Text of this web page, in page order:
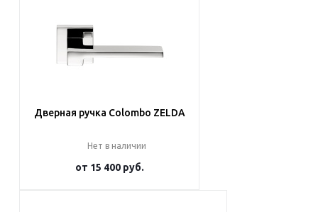
Дверная ручка Colombo ZELDA
Нет в наличии
от 15 400 руб.